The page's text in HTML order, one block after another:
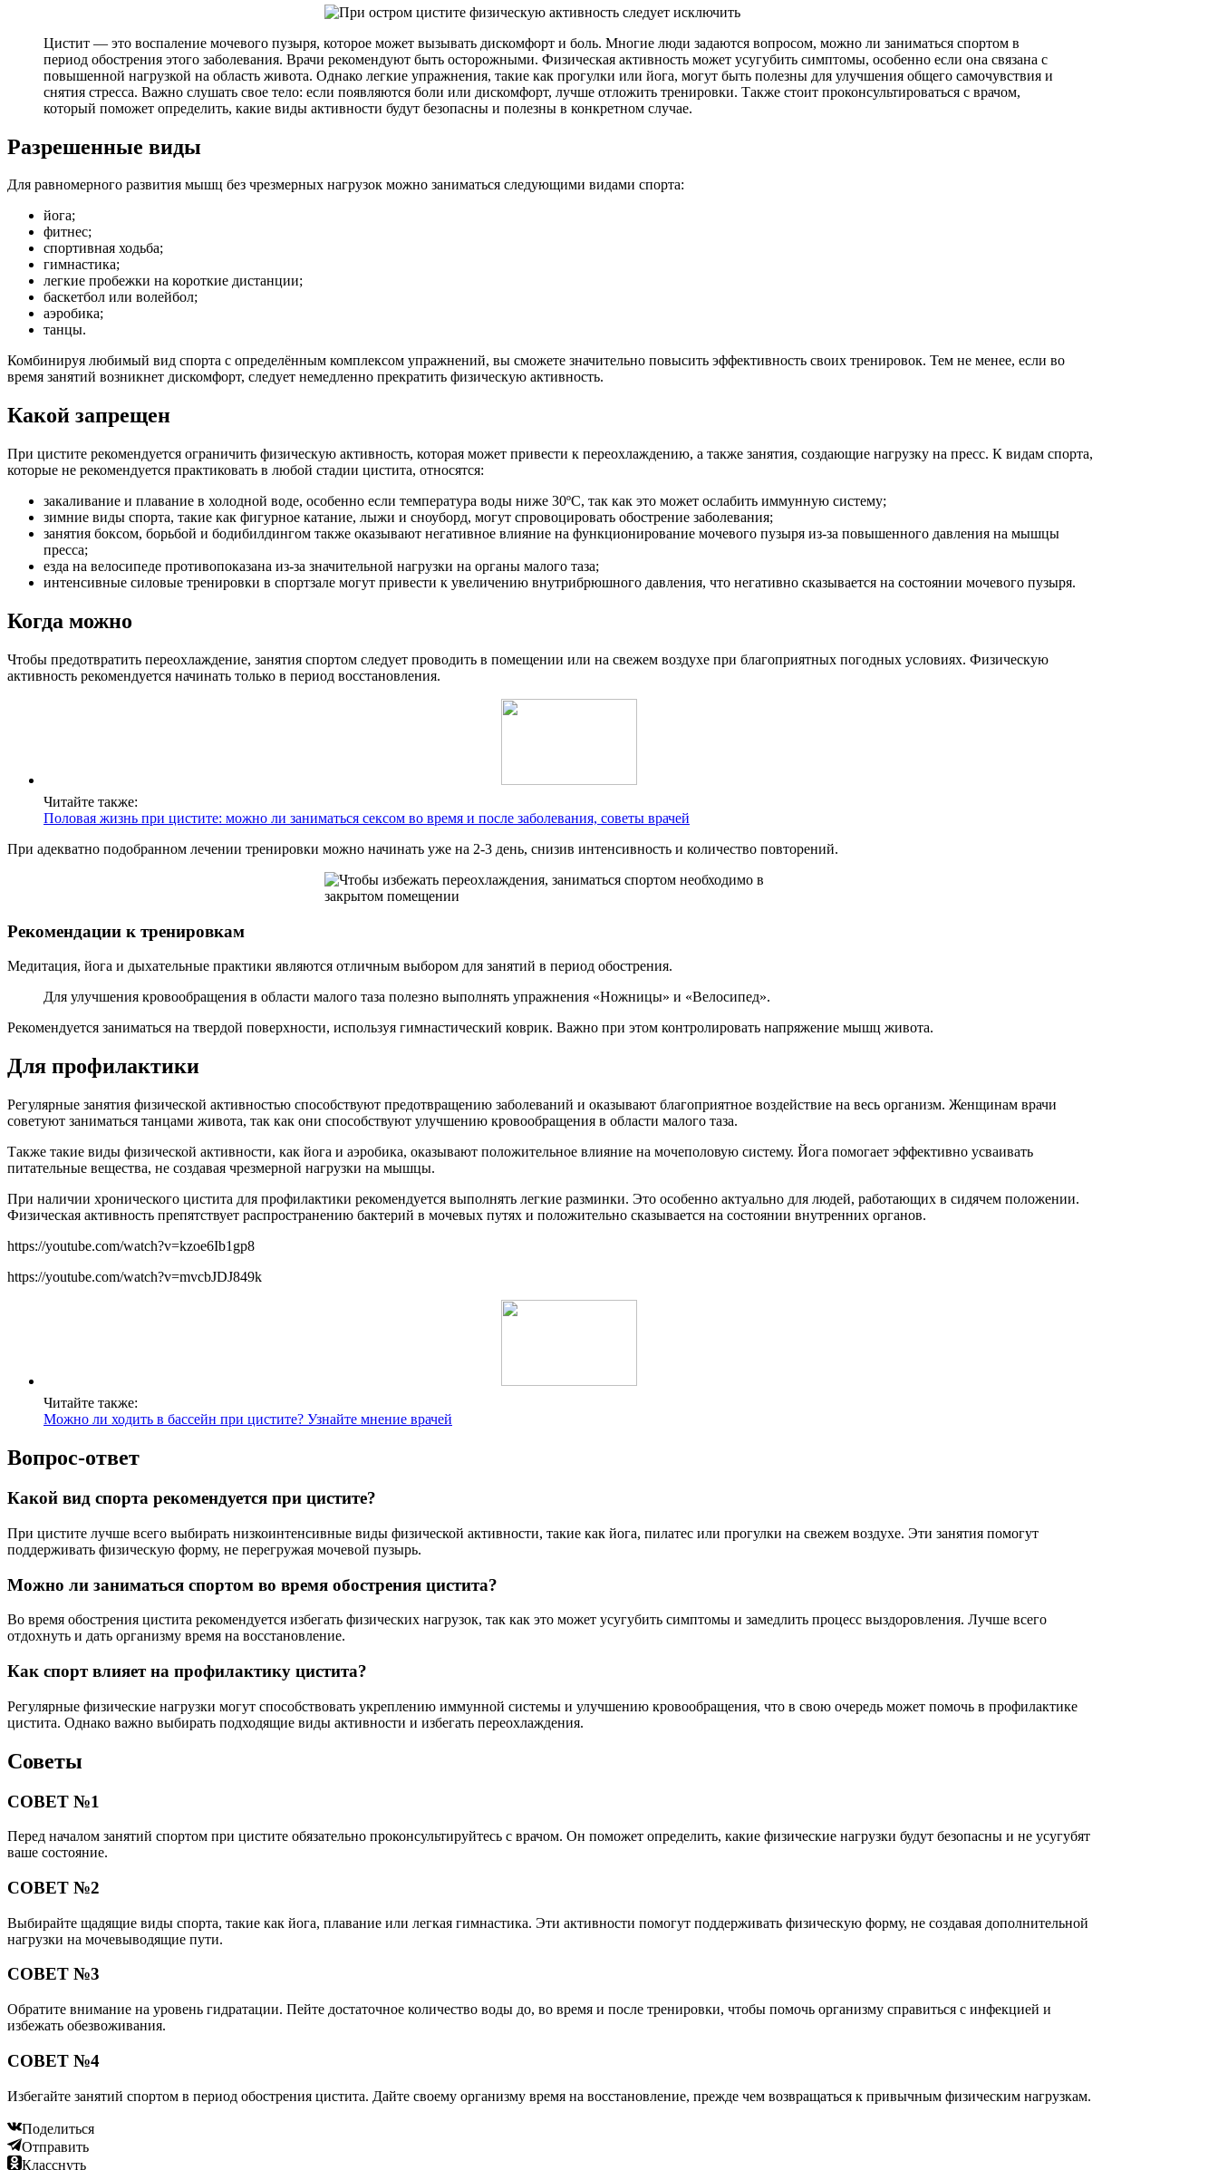
Цистит — это воспаление мочевого пузыря, которое может вызывать дискомфорт и боль. Многие люди задаются вопросом, можно ли заниматься спортом в
период обострения этого заболевания. Врачи рекомендуют быть осторожными. Физическая активность может усугубить симптомы, особенно если она связана с
повышенной нагрузкой на область живота. Однако легкие упражнения, такие как прогулки или йога, могут быть полезны для улучшения общего самочувствия и
снятия стресса. Важно слушать свое тело: если появляются боли или дискомфорт, лучше отложить тренировки. Также стоит проконсультироваться с врачом,
который поможет определить, какие виды активности будут безопасны и полезны в конкретном случае.
Разрешенные виды
Для равномерного развития мышц без чрезмерных нагрузок можно заниматься следующими видами спорта:
йога;
фитнес;
спортивная ходьба;
гимнастика;
легкие пробежки на короткие дистанции;
баскетбол или волейбол;
аэробика;
танцы.
Комбинируя любимый вид спорта с определённым комплексом упражнений, вы сможете значительно повысить эффективность своих тренировок. Тем не менее, если во
время занятий возникнет дискомфорт, следует немедленно прекратить физическую активность.
Какой запрещен
При цистите рекомендуется ограничить физическую активность, которая может привести к переохлаждению, а также занятия, создающие нагрузку на пресс. К видам спорта,
которые не рекомендуется практиковать в любой стадии цистита, относятся:
закаливание и плавание в холодной воде, особенно если температура воды ниже 30ºС, так как это может ослабить иммунную систему;
зимние виды спорта, такие как фигурное катание, лыжи и сноуборд, могут спровоцировать обострение заболевания;
занятия боксом, борьбой и бодибилдингом также оказывают негативное влияние на функционирование мочевого пузыря из-за повышенного давления на мышцы
пресса;
езда на велосипеде противопоказана из-за значительной нагрузки на органы малого таза;
интенсивные силовые тренировки в спортзале могут привести к увеличению внутрибрюшного давления, что негативно сказывается на состоянии мочевого пузыря.
Когда можно
Чтобы предотвратить переохлаждение, занятия спортом следует проводить в помещении или на свежем воздухе при благоприятных погодных условиях. Физическую
активность рекомендуется начинать только в период восстановления.
Читайте также:
Половая жизнь при цистите: можно ли заниматься сексом во время и после заболевания, советы врачей
При адекватно подобранном лечении тренировки можно начинать уже на 2-3 день, снизив интенсивность и количество повторений.
Рекомендации к тренировкам
Медитация, йога и дыхательные практики являются отличным выбором для занятий в период обострения.
Для улучшения кровообращения в области малого таза полезно выполнять упражнения «Ножницы» и «Велосипед».
Рекомендуется заниматься на твердой поверхности, используя гимнастический коврик. Важно при этом контролировать напряжение мышц живота.
Для профилактики
Регулярные занятия физической активностью способствуют предотвращению заболеваний и оказывают благоприятное воздействие на весь организм. Женщинам врачи
советуют заниматься танцами живота, так как они способствуют улучшению кровообращения в области малого таза.
Также такие виды физической активности, как йога и аэробика, оказывают положительное влияние на мочеполовую систему. Йога помогает эффективно усваивать
питательные вещества, не создавая чрезмерной нагрузки на мышцы.
При наличии хронического цистита для профилактики рекомендуется выполнять легкие разминки. Это особенно актуально для людей, работающих в сидячем положении.
Физическая активность препятствует распространению бактерий в мочевых путях и положительно сказывается на состоянии внутренних органов.
https://youtube.com/watch?v=kzoe6Ib1gp8
https://youtube.com/watch?v=mvcbJDJ849k
Читайте также:
Можно ли ходить в бассейн при цистите? Узнайте мнение врачей
Вопрос-ответ
Какой вид спорта рекомендуется при цистите?
При цистите лучше всего выбирать низкоинтенсивные виды физической активности, такие как йога, пилатес или прогулки на свежем воздухе. Эти занятия помогут
поддерживать физическую форму, не перегружая мочевой пузырь.
Можно ли заниматься спортом во время обострения цистита?
Во время обострения цистита рекомендуется избегать физических нагрузок, так как это может усугубить симптомы и замедлить процесс выздоровления. Лучше всего
отдохнуть и дать организму время на восстановление.
Как спорт влияет на профилактику цистита?
Регулярные физические нагрузки могут способствовать укреплению иммунной системы и улучшению кровообращения, что в свою очередь может помочь в профилактике
цистита. Однако важно выбирать подходящие виды активности и избегать переохлаждения.
Советы
СОВЕТ №1
Перед началом занятий спортом при цистите обязательно проконсультируйтесь с врачом. Он поможет определить, какие физические нагрузки будут безопасны и не усугубят
ваше состояние.
СОВЕТ №2
Выбирайте щадящие виды спорта, такие как йога, плавание или легкая гимнастика. Эти активности помогут поддерживать физическую форму, не создавая дополнительной
нагрузки на мочевыводящие пути.
СОВЕТ №3
Обратите внимание на уровень гидратации. Пейте достаточное количество воды до, во время и после тренировки, чтобы помочь организму справиться с инфекцией и
избежать обезвоживания.
СОВЕТ №4
Избегайте занятий спортом в период обострения цистита. Дайте своему организму время на восстановление, прежде чем возвращаться к привычным физическим нагрузкам.
Поделиться
Отправить
Класснуть